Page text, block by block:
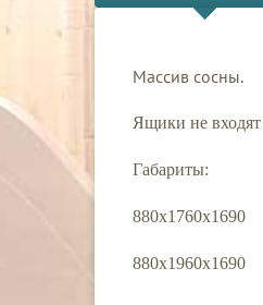
Массив сосны.
Ящики не входят
Габариты:
880х1760х1690
880х1960х1690